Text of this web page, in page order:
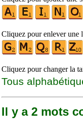
Cliquez pour enlever une
Cliquez pour changer la
Tous
Il y a 2 mots